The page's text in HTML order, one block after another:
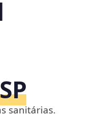
sanitárias.